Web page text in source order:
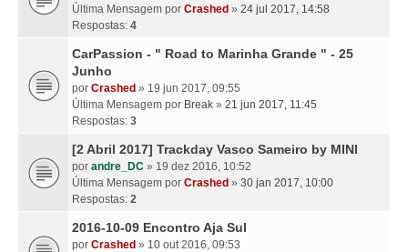
Última Mensagem por Crashed » 24 jul 2017, 14:58
Respostas: 4
CarPassion - " Road to Marinha Grande " - 25
Junho
por Crashed » 19 jun 2017, 09:55
Última Mensagem por Break » 21 jun 2017, 11:45
Respostas: 3
[2 Abril 2017] Trackday Vasco Sameiro by MINI
por andre_DC » 19 dez 2016, 10:52
Última Mensagem por Crashed » 30 jan 2017, 10:00
Respostas: 2
2016-10-09 Encontro Aja Sul
por Crashed » 10 out 2016, 09:53